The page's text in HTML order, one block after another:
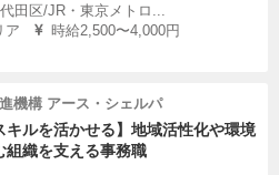
田区/JR・東京メトロ...
ア
時給2,500〜4,000円
機構 アース・シェルパ
キルを活かせる】地域活性化や環境
組織を支える事務職